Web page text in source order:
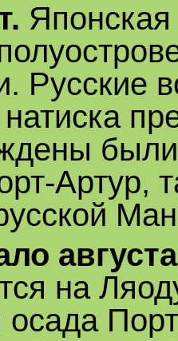
Русские
были
Артур,
на
осада